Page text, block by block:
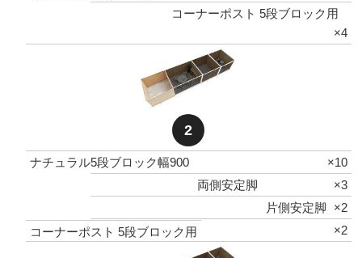
コーナーポスト 5段ブロック用
×4
2
ナチュラル5段ブロック幅900
×10
両側安定脚
×3
片側安定脚
×2
コーナーポスト 5段ブロック用
×2